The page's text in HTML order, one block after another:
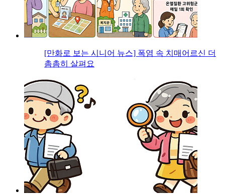
[만화로 보는 시니어 뉴스] 폭염 속 치매어르신 더
촘촘히 살펴요